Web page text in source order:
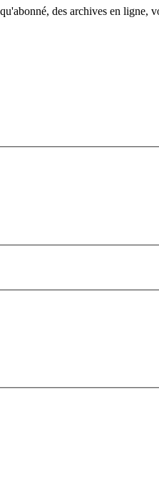
des archives en ligne,